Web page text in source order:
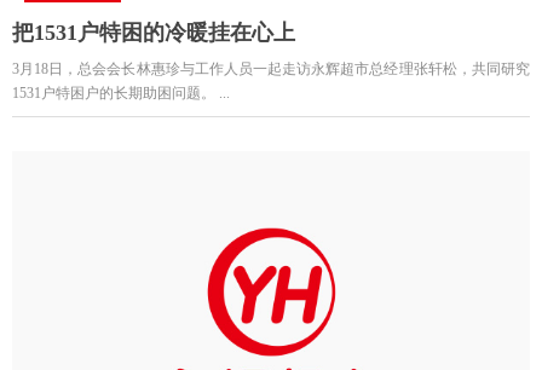
把1531户特困的冷暖挂在心上
3月18日，总会会长林惠珍与工作人员一起走访永辉超市总经理张轩松，共同研究
1531户特困户的长期助困问题。 ...